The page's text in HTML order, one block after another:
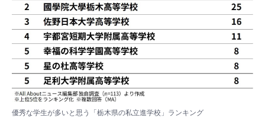
優秀な学生が多いと思う「栃木県の私立進学校」ランキング